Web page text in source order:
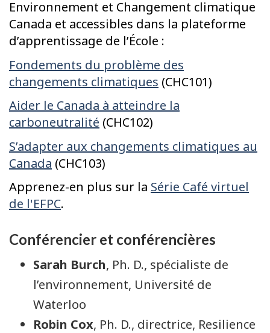
Environnement et Changement climatique
Canada et accessibles dans la plateforme
d’apprentissage de l’École :
Fondements du problème des
changements climatiques (CHC101)
Aider le Canada à atteindre la
carboneutralité (CHC102)
S’adapter aux changements climatiques au
Canada (CHC103)
Apprenez-en plus sur la Série Café virtuel
de l'EFPC.
Conférencier et conférencières
Sarah Burch, Ph. D., spécialiste de
l’environnement, Université de
Waterloo
Robin Cox, Ph. D., directrice, Resilience